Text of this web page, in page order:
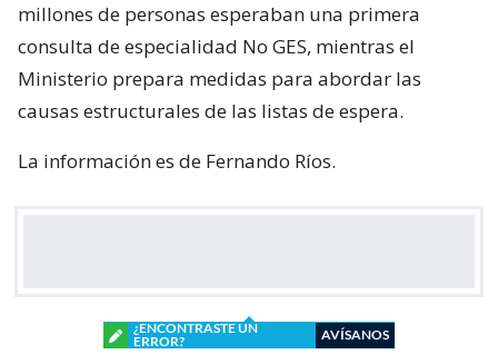
millones de personas esperaban una primera
consulta de especialidad No GES, mientras el
Ministerio prepara medidas para abordar las
causas estructurales de las listas de espera.
La información es de Fernando Ríos.
¿ENCONTRASTE UN
ERROR?
AVÍSANOS